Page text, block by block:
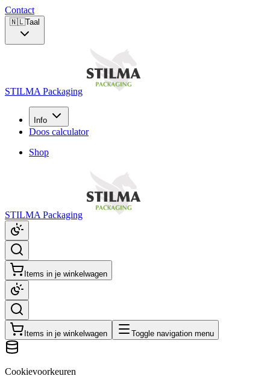
Contact
🇳🇱Taal
STILMA Packaging
Info
Doos calculator
Shop
STILMA Packaging
Items in je winkelwagen
Items in je winkelwagen Toggle navigation menu
Cookievoorkeuren